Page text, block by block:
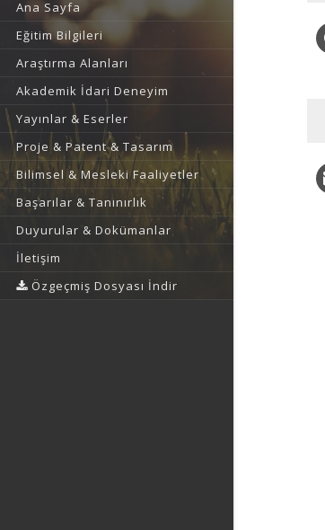
Ana Sayfa
Eğitim Bilgileri
Araştırma Alanları
Akademik İdari Deneyim
Yayınlar & Eserler
Proje & Patent & Tasarım
Bilimsel & Mesleki Faaliyetler
Başarılar & Tanınırlık
Duyurular & Dokümanlar
İletişim
Özgeçmiş Dosyası İndir